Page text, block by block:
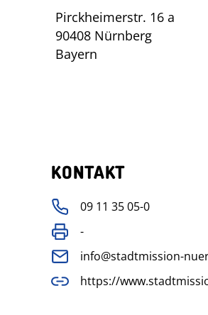
Pirckheimerstr. 16 a
90408 Nürnberg
Bayern
KONTAKT
09 11 35 05-0
-
info@stadtmission-
https://